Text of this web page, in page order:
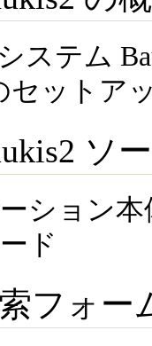
ステム
セットア
ソ
ション本
ド
フォー